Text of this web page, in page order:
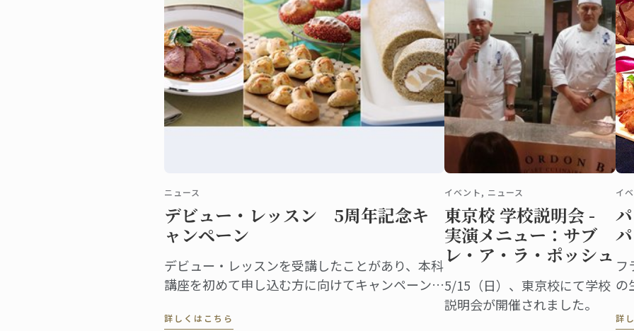
ニュース
デビュー・レッスン 5周年記念キ
ャンペーン
デビュー・レッスンを受講したことがあり、本科
講座を初めて申し込む方に向けてキャンペーンを
詳しくはこちら
イベント, ニュース
東京校 学校説明会 -
実演メニュー：サブ
レ・ア・ラ・ポッシュ
5/15（日）、東京校にて学校
説明会が開催されました。
イ
フ
の
詳